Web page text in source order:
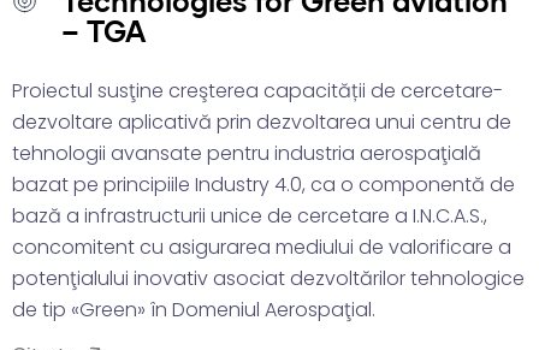
– TGA
Proiectul susţine creşterea capacității de cercetare-
dezvoltare aplicativă prin dezvoltarea unui centru de
tehnologii avansate pentru industria aerospaţială
bazat pe principiile Industry 4.0, ca o componentă de
bază a infrastructurii unice de cercetare a I.N.C.A.S.,
concomitent cu asigurarea mediului de valorificare a
potenţialului inovativ asociat dezvoltărilor tehnologice
de tip «Green» în Domeniul Aerospaţial.